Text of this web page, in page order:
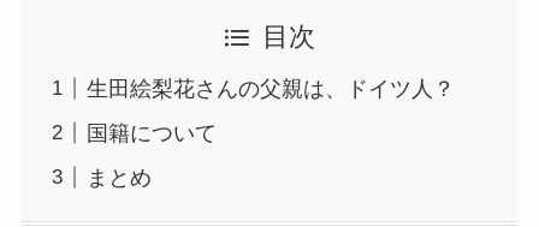
目次
生田絵梨花さんの父親は、ドイツ人？
国籍について
まとめ